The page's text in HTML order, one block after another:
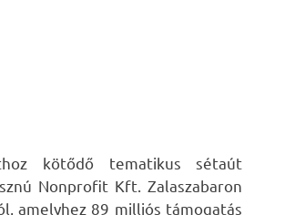
kötődő tematikus sétaút
Nonprofit Kft. Zalaszabaron
amelyhez 89 milliós támogatás